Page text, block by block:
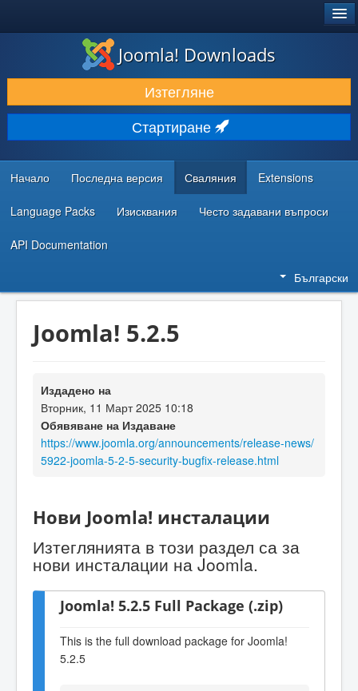
ИЗТЕГЛЯНЕ & РАЗШИРЯВАНЕ
ОТКРИВАЙТЕ & УЧЕТЕ
ОБЩНОСТ & ПОДДРЪЖКА
РЕСУРСИ ЗА РАЗРАБОТКА
Joomla! Downloads
Изтегляне
Стартиране
Начало Последна версия Сваляния Extensions
Language Packs Изисквания Често задавани въпроси
API Documentation
Български
Joomla! 5.2.5
Издадено на
Вторник, 11 Март 2025 10:18
Обявяване на Издаване
https://www.joomla.org/announcements/release-news/
5922-joomla-5-2-5-security-bugfix-release.html
Нови Joomla! инсталации
Изтеглянията в този раздел са за
нови инсталации на Joomla.
Joomla! 5.2.5 Full Package (.zip)
This is the full download package for Joomla!
5.2.5